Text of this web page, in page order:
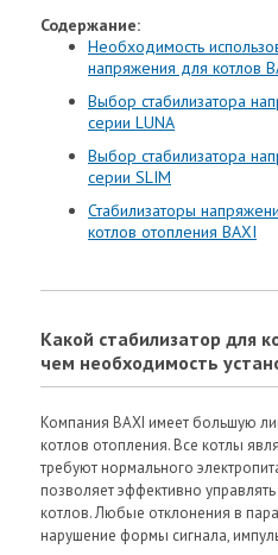
Содержание:
Необходимость
напряжения для котлов
Выбор стабилизатора
серии LUNA
Выбор стабилизатора
серии SLIM
Стабилизаторы
котлов отопления BAXI
Какой стабилизатор для
чем необходимость
Компания BAXI имеет большую
котлов отопления. Все котлы
требуют нормального
позволяет эффективно
котлов. Любые отклонения в
нарушение формы сигнала,